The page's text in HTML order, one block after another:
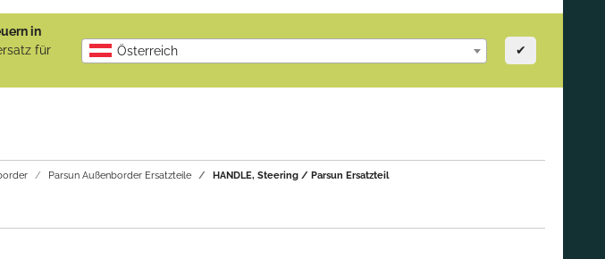
in
für
Österreich ✔
Parsun Außenborder Ersatzteile HANDLE, Steering / Parsun Ersatzteil